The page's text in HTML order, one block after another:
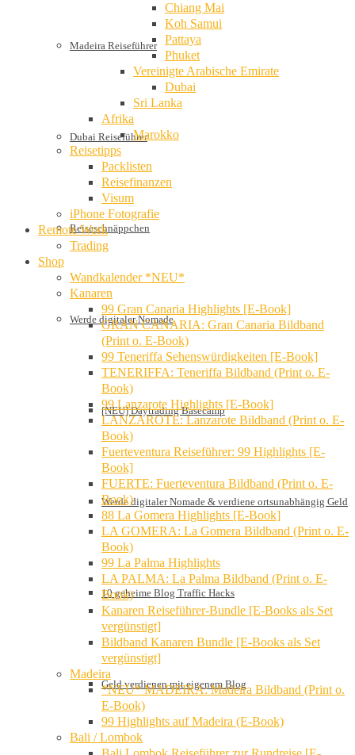
Madeira Reiseführer
Dubai Reiseführer
Reiseschnäppchen
Werde digitaler Nomade
[NEU] Daytrading Basecamp
Werde digitaler Nomade & verdiene ortsunabhängig Geld
10 geheime Blog Traffic Hacks
Geld verdienen mit eigenem Blog
Chiang Mai
Koh Samui
Pattaya
Phuket
Vereinigte Arabische Emirate
Dubai
Sri Lanka
Afrika
Marokko
Reisetipps
Packlisten
Reisefinanzen
Visum
iPhone Fotografie
Remote Work
Trading
Shop
Wandkalender *NEU*
Kanaren
99 Gran Canaria Highlights [E-Book]
GRAN CANARIA: Gran Canaria Bildband
(Print o. E-Book)
99 Teneriffa Sehenswürdigkeiten [E-Book]
TENERIFFA: Teneriffa Bildband (Print o. E-
Book)
99 Lanzarote Highlights [E-Book]
LANZAROTE: Lanzarote Bildband (Print o. E-
Book)
Fuerteventura Reiseführer: 99 Highlights [E-
Book]
FUERTE: Fuerteventura Bildband (Print o. E-
Book)
88 La Gomera Highlights [E-Book]
LA GOMERA: La Gomera Bildband (Print o. E-
Book)
99 La Palma Highlights
LA PALMA: La Palma Bildband (Print o. E-
Book)
Kanaren Reiseführer-Bundle [E-Books als Set
vergünstigt]
Bildband Kanaren Bundle [E-Books als Set
vergünstigt]
Madeira
*NEU* MADEIRA: Madeira Bildband (Print o.
E-Book)
99 Highlights auf Madeira (E-Book)
Bali / Lombok